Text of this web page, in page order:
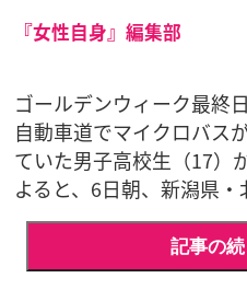
『女性自身』編集部
ゴールデンウィーク最終
自動車道でマイクロバス
ていた男子高校生（17）
よると、6日朝、新潟県
記事の